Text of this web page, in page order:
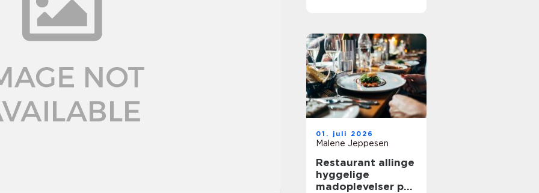
01. juli 2026
Malene Jeppesen
Restaurant allinge
hyggelige
madoplevelser på